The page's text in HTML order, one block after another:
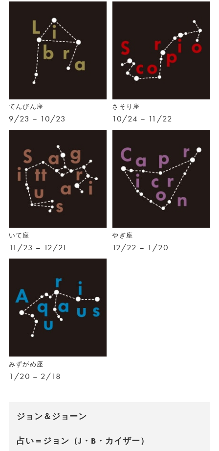
てんびん座
9/23 – 10/23
さそり座
10/24 – 11/22
いて座
11/23 – 12/21
やぎ座
12/22 – 1/20
みずがめ座
1/20 – 2/18
ジョン＆ジョーン
占い＝ジョン（J・B・カイザー）